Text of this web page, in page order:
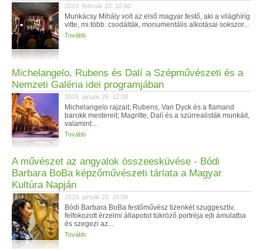
2019. február 20. 12:00
Munkácsy Mihály volt az első magyar festő, aki a világhírig
vitte, mi több: csodálták, monumentális alkotásai sokszor...
Tovább
Michelangelo, Rubens és Dalí a Szépművészeti és a
Nemzeti Galéria idei programjában
2019. január 26. 12:00
Michelangelo rajzait; Rubens, Van Dyck és a flamand
barokk mestereit; Magritte, Dalí és a szürrealisták munkáit,
valamint...
Tovább
A művészet az angyalok összeesküvése - Bódi
Barbara BoBa képzőművészeti tárlata a Magyar
Kultúra Napján
2019. január 23. 16:00
Bódi Barbara BoBa festőművész tizenkét szuggesztív,
felfokozott érzelmi állapotot tükröző portréja ejti ámulatba
és szegezi az...
Tovább